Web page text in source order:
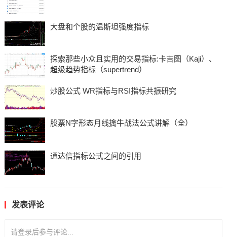
大盘和个股的温斯坦强度指标
探索那些小众且实用的交易指标:卡吉图（Kaji）、
超级趋势指标（supertrend）
炒股公式 WR指标与RSI指标共振研究
股票N字形态月线擒牛战法公式讲解（全）
通达信指标公式之间的引用
发表评论
请登录后参与评论...